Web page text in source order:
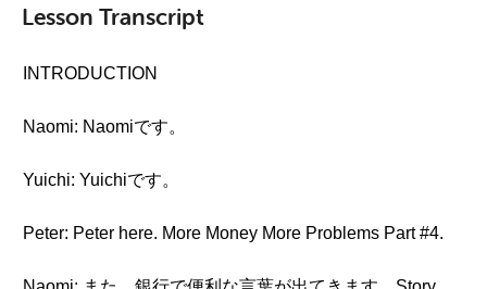
Lesson Transcript
INTRODUCTION
Naomi: Naomiです。
Yuichi: Yuichiです。
Peter: Peter here. More Money More Problems Part #4.